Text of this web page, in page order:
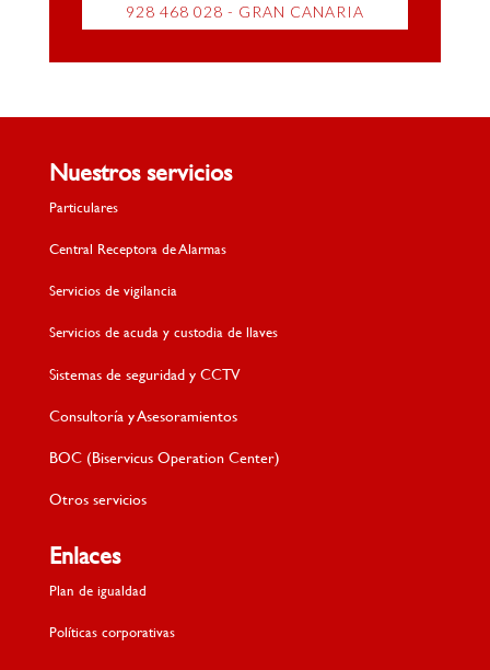
928 468 028 - GRAN CANARIA
Nuestros servicios
Particulares
Central Receptora de Alarmas
Servicios de vigilancia
Servicios de acuda y custodia de llaves
Sistemas de seguridad y CCTV
Consultoría y Asesoramientos
BOC (Biservicus Operation Center)
Otros servicios
Enlaces
Plan de igualdad
Políticas corporativas